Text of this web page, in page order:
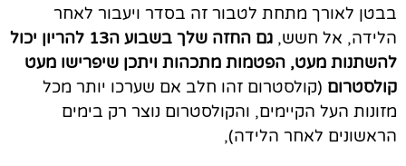
בבטן לאורך מתחת לטבור זה בסדר ויעבור לאחר
הלידה, אל חשש,
גם החזה שלך בשבוע ה13 להריון יכול
להשתנות מעט, הפטמות מתכהות ויתכן שיפרישו מעט
קולסטרום (קולסטרום זהו חלב אם שערכו יותר מכל
מזונות העל הקיימים, והקולסטרום נוצר רק בימים
הראשונים לאחר הלידה),